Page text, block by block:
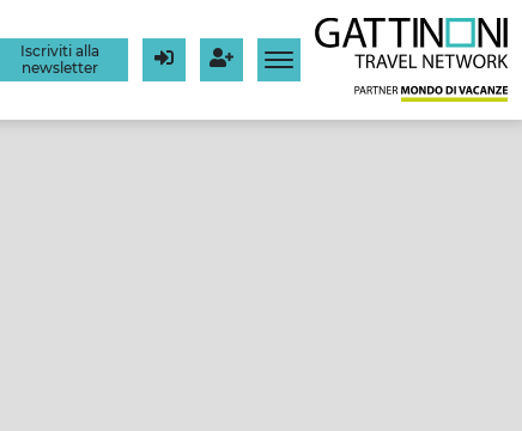
Iscriviti alla
newsletter
Registrati